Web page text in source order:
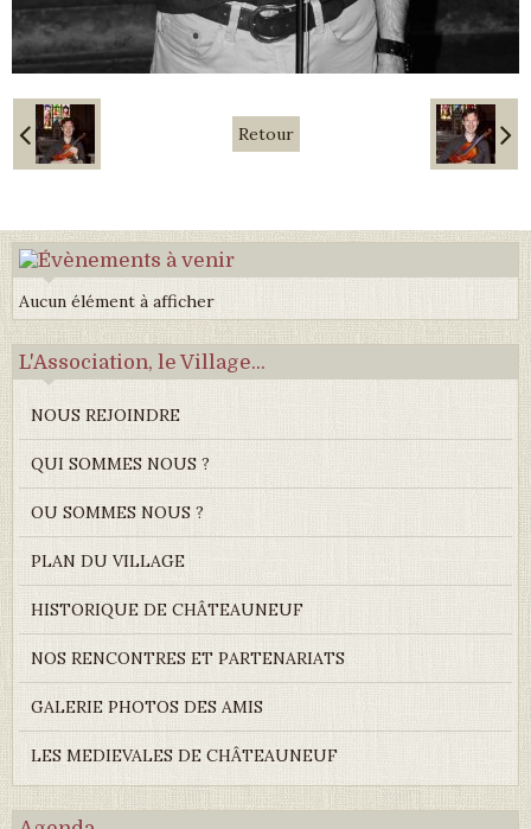
Retour
Aucun élément à afficher
L'Association, le Village...
NOUS REJOINDRE
QUI SOMMES NOUS ?
OU SOMMES NOUS ?
PLAN DU VILLAGE
HISTORIQUE DE CHÂTEAUNEUF
NOS RENCONTRES ET PARTENARIATS
GALERIE PHOTOS DES AMIS
LES MEDIEVALES DE CHÂTEAUNEUF